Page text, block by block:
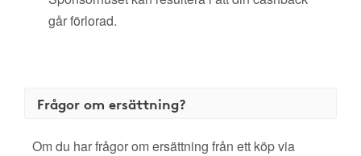
går förlorad.
Frågor om ersättning?
Om du har frågor om ersättning från ett köp via